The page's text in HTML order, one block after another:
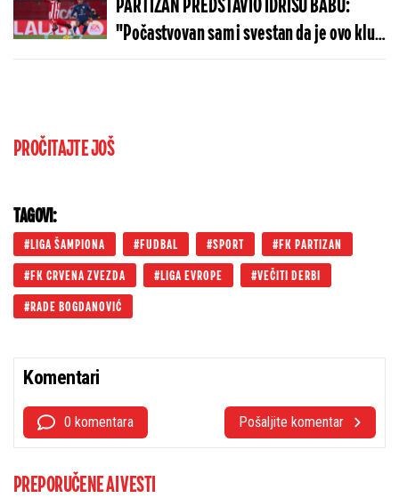
PARTIZAN PREDSTAVIO IDRISU BABU:
"Počastvovan sam i svestan da je ovo klub
sa velikom istorijom"
PROČITAJTE JOŠ
TAGOVI:
LIGA ŠAMPIONA FUDBAL SPORT FK PARTIZAN
FK CRVENA ZVEZDA LIGA EVROPE VEČITI DERBI
RADE BOGDANOVIĆ
Komentari
0 komentara Pošaljite komentar
PREPORUČENE AI VESTI